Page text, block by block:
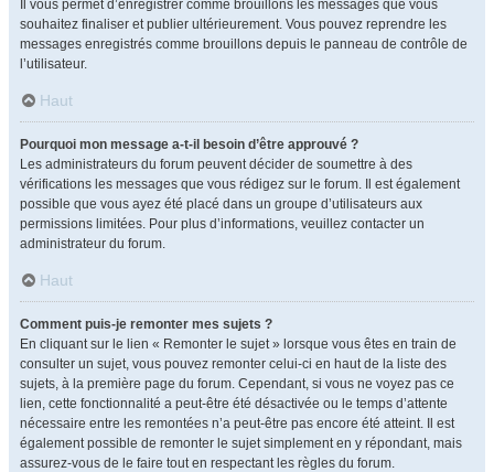
Il vous permet d’enregistrer comme brouillons les messages que vous
souhaitez finaliser et publier ultérieurement. Vous pouvez reprendre les
messages enregistrés comme brouillons depuis le panneau de contrôle de
l’utilisateur.
Haut
Pourquoi mon message a-t-il besoin d’être approuvé ?
Les administrateurs du forum peuvent décider de soumettre à des
vérifications les messages que vous rédigez sur le forum. Il est également
possible que vous ayez été placé dans un groupe d’utilisateurs aux
permissions limitées. Pour plus d’informations, veuillez contacter un
administrateur du forum.
Haut
Comment puis-je remonter mes sujets ?
En cliquant sur le lien « Remonter le sujet » lorsque vous êtes en train de
consulter un sujet, vous pouvez remonter celui-ci en haut de la liste des
sujets, à la première page du forum. Cependant, si vous ne voyez pas ce
lien, cette fonctionnalité a peut-être été désactivée ou le temps d’attente
nécessaire entre les remontées n’a peut-être pas encore été atteint. Il est
également possible de remonter le sujet simplement en y répondant, mais
assurez-vous de le faire tout en respectant les règles du forum.